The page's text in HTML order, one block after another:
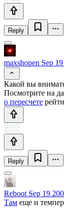
Reply
maxshopen Sep
Какой вы
Посмотрите на
о пересчете
Reply
Reboot Sep 19
Там еще и